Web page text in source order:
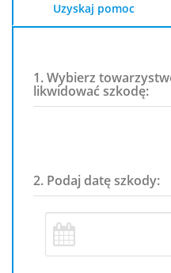
Uzyskaj pomoc
1. Wybierz
likwidować szkodę:
2. Podaj datę szkody: